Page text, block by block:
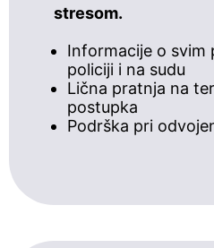
stresom.
Informacije o svim
policiji i na sudu
Lična pratnja na
postupka
Podrška pri